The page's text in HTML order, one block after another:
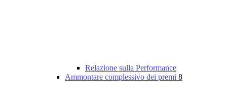
Relazione sulla Performance
Ammontare complessivo dei premi 8